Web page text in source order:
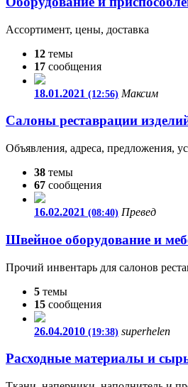
Ассортимент, цены, доставка
12 темы
17 сообщения
18.01.2021 (12:56) Максим
Салоны реставрации
Объявления, адреса, предложения,
38 темы
67 сообщения
16.02.2021 (08:40) Превед
Швейное оборудование и
Прочий инвентарь для салонов
5 темы
15 сообщения
26.04.2010 (19:38) superhelen
Расходные материалы и